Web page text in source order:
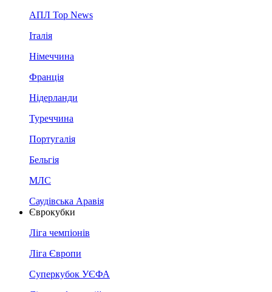
АПЛ Top News
Італія
Німеччина
Франція
Нідерланди
Туреччина
Португалія
Бельгія
МЛС
Саудівська Аравія
Єврокубки
Ліга чемпіонів
Ліга Європи
Суперкубок УЄФА